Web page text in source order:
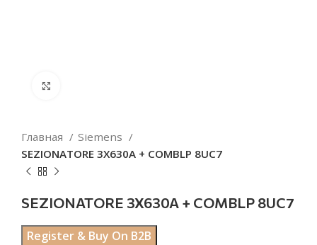
Главная
Siemens
SEZIONATORE 3X630A + COMBLP 8UC7
SEZIONATORE 3X630A + COMBLP 8UC7
Register & Buy On B2B